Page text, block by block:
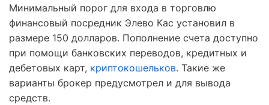
Минимальный порог для входа в торговлю
финансовый посредник Элево Кас установил в
размере 150 долларов. Пополнение счета доступно
при помощи банковских переводов, кредитных и
дебетовых карт, криптокошельков. Такие же
варианты брокер предусмотрел и для вывода
средств.